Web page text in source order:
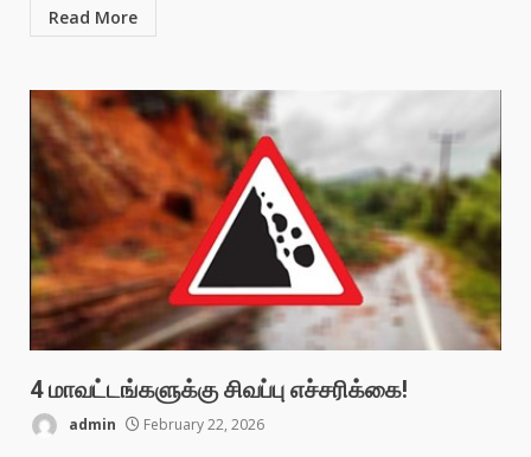
Read More
4 மாவட்டங்களுக்கு சிவப்பு எச்சரிக்கை!
admin February 22, 2026